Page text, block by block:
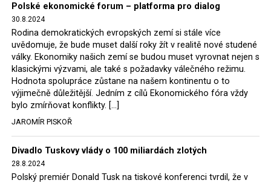
2022, než byl tento případ z důvodu uzavření dohody
Polska s Českou republikou o odstranění příčin sporu o
důl Turów vymazán z rejstříku tribunálu. Celkem si
Polsko nechalo z přiznaných evropských fondů odečíst
asi 70 milionů eur na pokutách a 45 milionů eur
zaplatilo jako odškodnění České republice – ale jak důl,
tak elektrárna nadále fungovaly. Už tehdy zástupci
tehdejší opozice a dnes vládnoucí koalice, jako
místopředseda Občanské platformy (PO) Rafał
Hołownia, přímo řekli, že by se polská vláda měla
tomuto rozhodnutí podřídit.
Polské ekonomické forum – platforma pro dialog
30.8.2024
Rodina demokratických evropských zemí si stále více
uvědomuje, že bude muset další roky žít v realitě nové studené
války. Ekonomiky našich zemí se budou muset vyrovnat nejen s
klasickými výzvami, ale také s požadavky válečného režimu.
Hodnota spolupráce zůstane na našem kontinentu o to
výjimečně důležitější. Jedním z cílů Ekonomického fóra vždy
bylo zmírňovat konflikty. […]
JAROMÍR PISKOŘ
Divadlo Tuskovy vlády o 100 miliardách zlotých
28.8.2024
Polský premiér Donald Tusk na tiskové konferenci tvrdil, že v